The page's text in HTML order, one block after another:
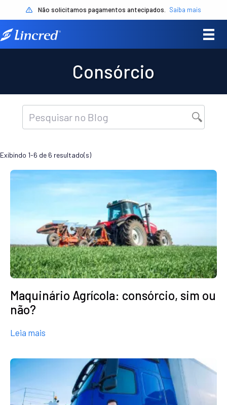
Não solicitamos pagamentos antecipados. Saiba mais
Consórcio
Exibindo 1-6 de 6 resultado(s)
Maquinário Agrícola: consórcio, sim ou
não?
Leia mais